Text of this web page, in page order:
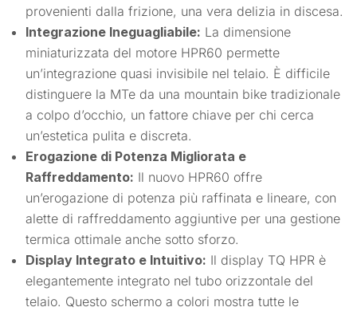
provenienti dalla frizione, una vera delizia in discesa.
Integrazione Ineguagliabile: La dimensione
miniaturizzata del motore HPR60 permette
un’integrazione quasi invisibile nel telaio. È difficile
distinguere la MTe da una mountain bike tradizionale
a colpo d’occhio, un fattore chiave per chi cerca
un’estetica pulita e discreta.
Erogazione di Potenza Migliorata e
Raffreddamento: Il nuovo HPR60 offre
un’erogazione di potenza più raffinata e lineare, con
alette di raffreddamento aggiuntive per una gestione
termica ottimale anche sotto sforzo.
Display Integrato e Intuitivo: Il display TQ HPR è
elegantemente integrato nel tubo orizzontale del
telaio. Questo schermo a colori mostra tutte le